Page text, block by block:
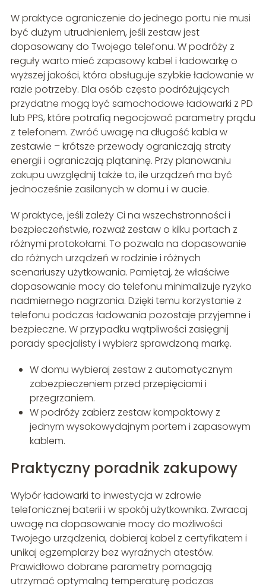
W praktyce ograniczenie do jednego portu nie musi
być dużym utrudnieniem, jeśli zestaw jest
dopasowany do Twojego telefonu. W podróży z
reguły warto mieć zapasowy kabel i ładowarkę o
wyższej jakości, która obsługuje szybkie ładowanie w
razie potrzeby. Dla osób często podróżujących
przydatne mogą być samochodowe ładowarki z PD
lub PPS, które potrafią negocjować parametry prądu
z telefonem. Zwróć uwagę na długość kabla w
zestawie – krótsze przewody ograniczają straty
energii i ograniczają plątaninę. Przy planowaniu
zakupu uwzględnij także to, ile urządzeń ma być
jednocześnie zasilanych w domu i w aucie.
W praktyce, jeśli zależy Ci na wszechstronności i
bezpieczeństwie, rozważ zestaw o kilku portach z
różnymi protokołami. To pozwala na dopasowanie
do różnych urządzeń w rodzinie i różnych
scenariuszy użytkowania. Pamiętaj, że właściwe
dopasowanie mocy do telefonu minimalizuje ryzyko
nadmiernego nagrzania. Dzięki temu korzystanie z
telefonu podczas ładowania pozostaje przyjemne i
bezpieczne. W przypadku wątpliwości zasięgnij
porady specjalisty i wybierz sprawdzoną markę.
W domu wybieraj zestaw z automatycznym
zabezpieczeniem przed przepięciami i
przegrzaniem.
W podróży zabierz zestaw kompaktowy z
jednym wysokowydajnym portem i zapasowym
kablem.
Praktyczny poradnik zakupowy
Wybór ładowarki to inwestycja w zdrowie
telefonicznej baterii i w spokój użytkownika. Zwracaj
uwagę na dopasowanie mocy do możliwości
Twojego urządzenia, dobieraj kabel z certyfikatem i
unikaj egzemplarzy bez wyraźnych atestów.
Prawidłowo dobrane parametry pomagają
utrzymać optymalną temperaturę podczas